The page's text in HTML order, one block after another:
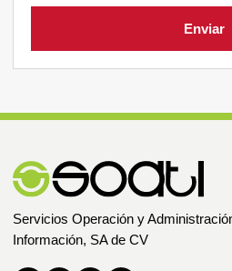
Enviar
Servicios Operación y
Información, SA de CV